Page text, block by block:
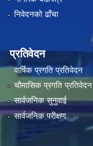
निवेदनको ढाँचा
प्रतिवेदन
वार्षिक प्रगति प्रतिवेदन
चौमासिक प्रगति प्रतिवेदन
सार्वजनिक सुनुवाई
सार्वजनिक परीक्षण